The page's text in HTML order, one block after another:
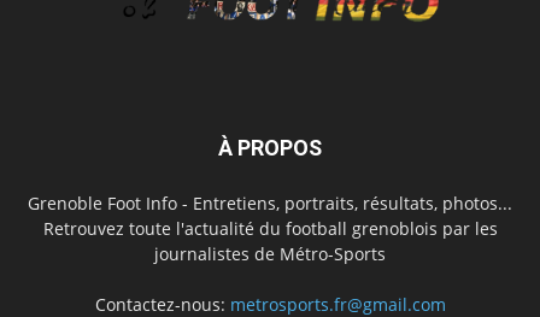
À PROPOS
Grenoble Foot Info - Entretiens, portraits, résultats, photos...
Retrouvez toute l'actualité du football grenoblois par les
journalistes de Métro-Sports
Contactez-nous: metrosports.fr@gmail.com